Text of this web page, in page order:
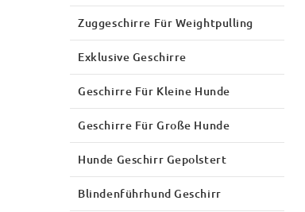
Zuggeschirre Für Weightpulling
Exklusive Geschirre
Geschirre Für Kleine Hunde
Geschirre Für Große Hunde
Hunde Geschirr Gepolstert
Blindenführhund Geschirr